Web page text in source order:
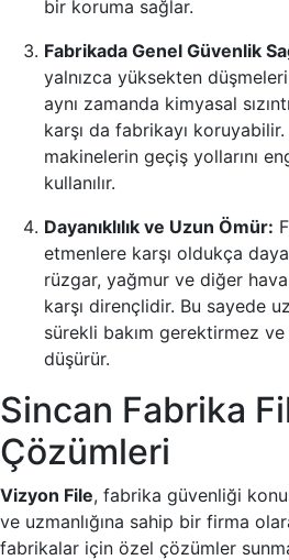
bir koruma sağlar.
Fabrikada Genel Güvenlik
yalnızca yüksekten
aynı zamanda kimyasal
karşı da fabrikayı koruyabilir.
makinelerin geçiş yollarını
kullanılır.
Dayanıklılık ve Uzun Ömür:
etmenlere karşı oldukça
rüzgar, yağmur ve diğer
karşı dirençlidir. Bu sayede
sürekli bakım gerektirmez
düşürür.
Sincan Fabrika
Çözümleri
Vizyon File, fabrika güvenliği
ve uzmanlığına sahip bir firma
fabrikalar için özel çözümler